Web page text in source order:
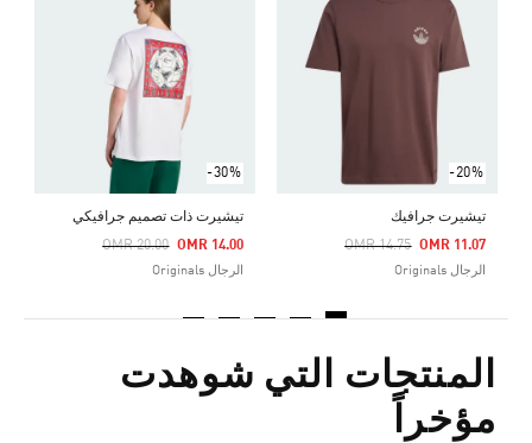
-20%
تيشيرت جرافيك
Price Reduced From
OMR 14.75
To OMR 11.07
الرجال Originals
-30%
تيشيرت ذات تصميم جرافيكي
Price Reduced From
OMR 20.00
To OMR 14.00
الرجال Originals
Price Reduced From
المنتجات التي شوهدت
مؤخراً